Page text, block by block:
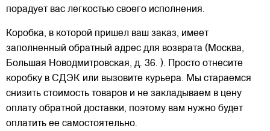
порадует вас легкостью своего исполнения.
Коробка, в которой пришел ваш заказ, имеет
заполненный обратный адрес для возврата (Москва,
Большая Новодмитровская, д. 36. ). Просто отнесите
коробку в СДЭК или вызовите курьера. Мы стараемся
снизить стоимость товаров и не закладываем в цену
оплату обратной доставки, поэтому вам нужно будет
оплатить ее самостоятельно.